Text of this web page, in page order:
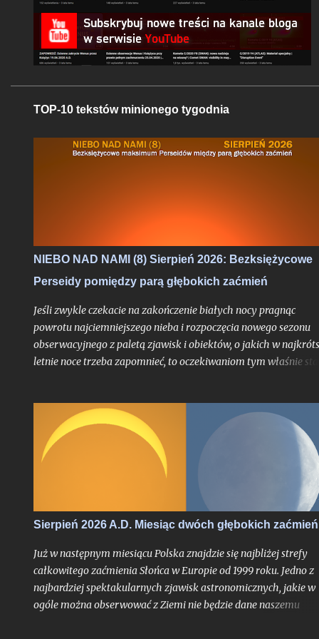
TOP-10 tekstów minionego tygodnia
NIEBO NAD NAMI (8) Sierpień 2026: Bezksiężycowe
Perseidy pomiędzy parą głębokich zaćmień
Jeśli zwykle czekacie na zakończenie białych nocy pragnąc
powrotu najciemniejszego nieba i rozpoczęcia nowego sezonu
obserwacyjnego z paletą zjawisk i obiektów, o jakich w
letnie noce trzeba zapomnieć, to oczekiwaniom tym właśnie
tym roku, trudno bowiem w najnowszej historii znaleźć
przypadek takiego sierpnia, który wiązałby się z
kumulacją wspaniałości na skalę jak w 2026 roku. O ile bowiem
najsłynniejszy rój meteorów nie jest dla tego miesiąca
tyle fakt, że będzie on otoczony bardzo głębokimi zaćmieniami
zarówno Słońca jak i Księżyca - to już nawarstwienie zjawisk
wielkiego kalibru na skalę, jakiej chyba nikt z nas jeszcze nie
doświadczył.
Sierpień 2026 A.D. Miesiąc dwóch głębokich zaćmień
Już w następnym miesiącu Polska znajdzie się najbliżej strefy
całkowitego zaćmienia Słońca w Europie od 1999 roku. Jedno z
najbardziej spektakularnych zjawisk astronomicznych, jakie w
ogóle można obserwować z Ziemi nie będzie dane naszemu